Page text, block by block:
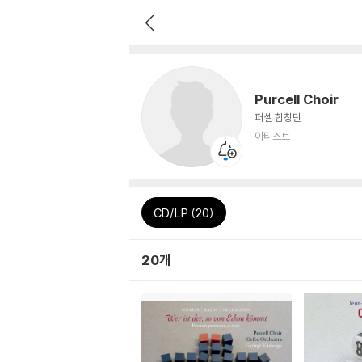
Purcell Choir
퍼셀 합창단
아티스트
CD/LP (20)
20개